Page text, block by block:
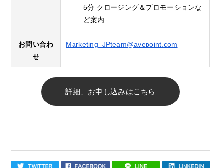
5分 クロージング＆プロモーションな
ど案内
お問い合わ
せ
Marketing_JPteam@avepoint.com
詳細、お申し込みはこちら